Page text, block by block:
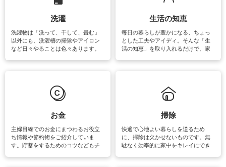
洗濯
洗濯物は「洗って、干して、畳む」
以外にも、洗濯槽の掃除やアイロン
など日々やることは色々あります。
マットなどの大きな洗濯物も、正し
い洗い方をすれば自宅で洗うことが
報やお悩み解消のための情報をご紹
生活の知恵
毎日の暮らしが豊かになる、ちょっ
とした工夫やアイディ。そんな「生
活の知恵」を取り入れるだけで、家
お金
主婦目線でのお金にまつわるお役立
ち情報や節約術をご紹介していま
す。貯蓄をするためのコツなどもチ
掃除
快適で心地よい暮らしを送るため
に、掃除は欠かせないものです。無
駄なく効率的に家中をキレイにでき